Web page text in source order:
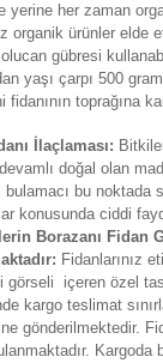
yerine her zaman
organik ürünler elde
gübresi
yaşı çarpı 500
toprağına
İlaçlaması:
doğal olan
bulamacı bu noktada
konusunda ciddi
Borazanı Fidan
Fidanlarınız
görseli içeren özel
kargo teslimat
gönderilmektedir.
Kargoda